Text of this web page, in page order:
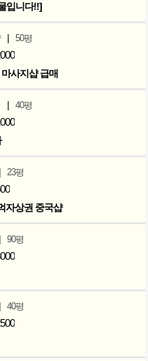
입니다!!]
| 50평
사지샵 급매
| 40평
| 23평
자상권 중국샵
| 90평
| 40평